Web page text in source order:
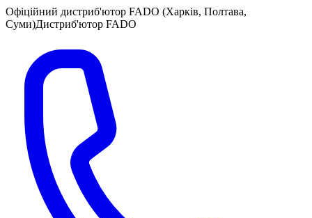
Офіційний дистриб'ютор FADO (Харків, Полтава,
Суми)Дистриб'ютор FADO